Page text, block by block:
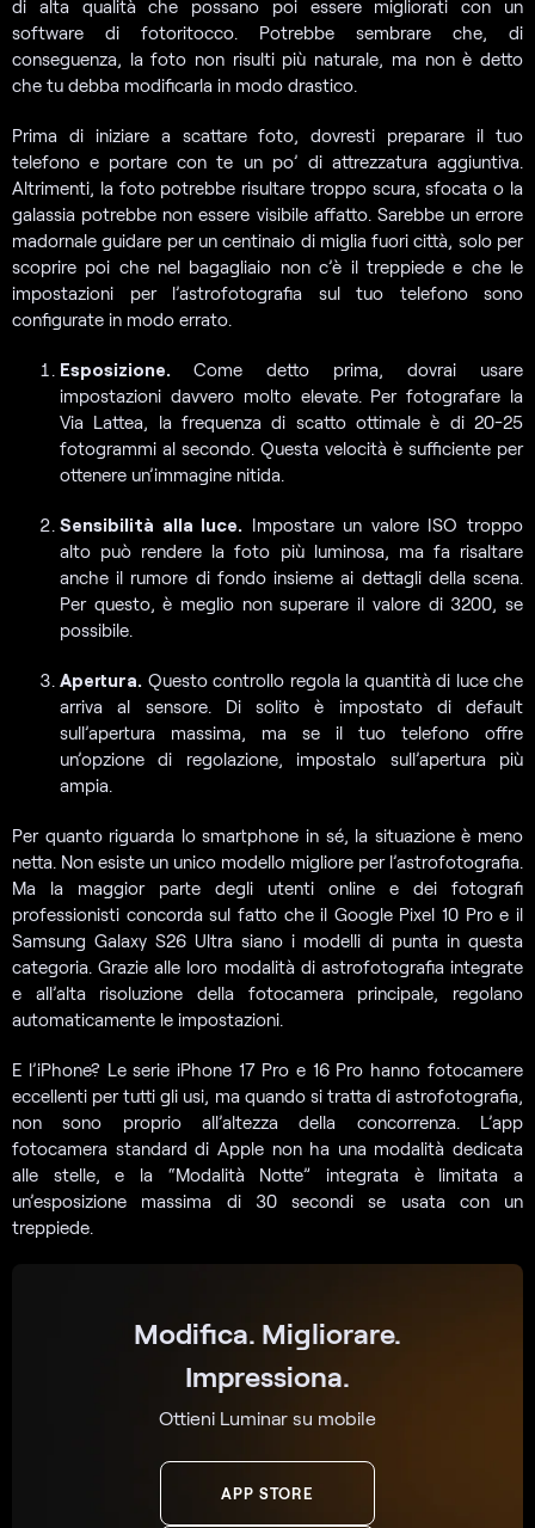
di alta qualità che possano poi essere migliorati con un
software di fotoritocco. Potrebbe sembrare che, di
conseguenza, la foto non risulti più naturale, ma non è detto
che tu debba modificarla in modo drastico.
Prima di iniziare a scattare foto, dovresti preparare il tuo
telefono e portare con te un po’ di attrezzatura aggiuntiva.
Altrimenti, la foto potrebbe risultare troppo scura, sfocata o la
galassia potrebbe non essere visibile affatto. Sarebbe un errore
madornale guidare per un centinaio di miglia fuori città, solo per
scoprire poi che nel bagagliaio non c’è il treppiede e che le
impostazioni per l’astrofotografia sul tuo telefono sono
configurate in modo errato.
Esposizione. Come detto prima, dovrai usare
impostazioni davvero molto elevate. Per fotografare la
Via Lattea, la frequenza di scatto ottimale è di 20-25
fotogrammi al secondo. Questa velocità è sufficiente per
ottenere un’immagine nitida.
Sensibilità alla luce. Impostare un valore ISO troppo
alto può rendere la foto più luminosa, ma fa risaltare
anche il rumore di fondo insieme ai dettagli della scena.
Per questo, è meglio non superare il valore di 3200, se
possibile.
Apertura. Questo controllo regola la quantità di luce che
arriva al sensore. Di solito è impostato di default
sull’apertura massima, ma se il tuo telefono offre
un’opzione di regolazione, impostalo sull’apertura più
ampia.
Per quanto riguarda lo smartphone in sé, la situazione è meno
netta. Non esiste un unico modello migliore per l’astrofotografia.
Ma la maggior parte degli utenti online e dei fotografi
professionisti concorda sul fatto che il Google Pixel 10 Pro e il
Samsung Galaxy S26 Ultra siano i modelli di punta in questa
categoria. Grazie alle loro modalità di astrofotografia integrate
e all’alta risoluzione della fotocamera principale, regolano
automaticamente le impostazioni.
E l’iPhone? Le serie iPhone 17 Pro e 16 Pro hanno fotocamere
eccellenti per tutti gli usi, ma quando si tratta di astrofotografia,
non sono proprio all’altezza della concorrenza. L’app
fotocamera standard di Apple non ha una modalità dedicata
alle stelle, e la “Modalità Notte” integrata è limitata a
un’esposizione massima di 30 secondi se usata con un
treppiede.
Modifica. Migliorare.
Impressiona.
Ottieni Luminar su mobile
APP STORE